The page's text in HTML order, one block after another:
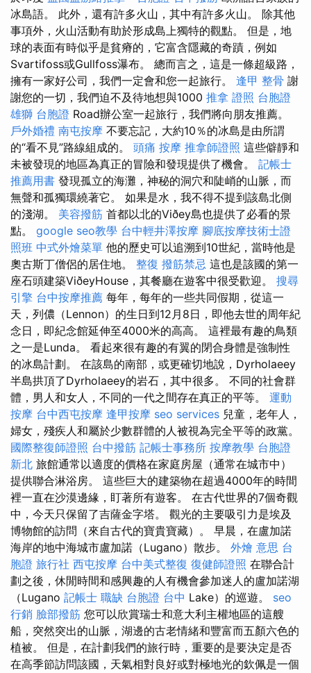
冰島語。 此外，還有許多火山，其中有許多火山。 除其他
事項外，火山活動有助於形成島上獨特的觀點。 但是，地
球的表面有時似乎是貧瘠的，它富含隱藏的奇蹟，例如
Svartifoss或Gullfoss瀑布。 總而言之，這是一條超級路，
擁有一家好公司，我們一定會和您一起旅行。 逢甲 整骨 謝
謝您的一切，我們迫不及待地想與1000 推拿 證照 台胞證
雄獅 台胞證 Road辦公室一起旅行，我們將向朋友推薦。
戶外婚禮 南屯按摩 不要忘記，大約10％的冰島是由所謂
的“看不見”路線組成的。 頭痛 按摩 推拿師證照 這些僻靜和
未被發現的地區為真正的冒險和發現提供了機會。 記帳士
推薦用書 發現孤立的海灘，神秘的洞穴和陡峭的山脈，而
無聲和孤獨環繞著它。 如果是水，我不得不提到該島北側
的淺湖。 美容撥筋 首都以北的Viðey島也提供了必看的景
點。 google seo教學 台中輕井澤按摩 腳底按摩技術士證
照班 中式外燴菜單 他的歷史可以追溯到10世紀，當時他是
奧古斯丁僧侶的居住地。 整復 撥筋禁忌 這也是該國的第一
座石頭建築ViðeyHouse，其餐廳在遊客中很受歡迎。 搜尋
引擎 台中按摩推薦 每年，每年的一些共同假期，從這一
天，列儂（Lennon）的生日到12月8日，即他去世的周年紀
念日，即紀念館延伸至4000米的高高。 這裡最有趣的鳥類
之一是Lunda。 看起來很有趣的有翼的閉合身體是強制性
的冰島計劃。 在該島的南部，或更確切地說，Dyrholaeey
半島拱頂了Dyrholaeey的岩石，其中很多。 不同的社會群
體，男人和女人，不同的一代之間存在真正的平等。 運動
按摩 台中西屯按摩 逢甲按摩 seo services 兒童，老年人，
婦女，殘疾人和屬於少數群體的人被視為完全平等的政黨。
國際整復師證照 台中撥筋 記帳士事務所 按摩教學 台胞證
新北 旅館通常以適度的價格在家庭房屋（通常在城市中）
提供聯合淋浴房。 這些巨大的建築物在超過4000年的時間
裡一直在沙漠邊緣，盯著所有遊客。 在古代世界的7個奇觀
中，今天只保留了吉薩金字塔。 觀光的主要吸引力是埃及
博物館的訪問（來自古代的寶貴寶藏）。 早晨，在盧加諾
海岸的地中海城市盧加諾（Lugano）散步。 外燴 意思 台
胞證 旅行社 西屯按摩 台中美式整復 復健師證照 在聯合計
劃之後，休閒時間和感興趣的人有機會參加迷人的盧加諾湖
（Lugano 記帳士 職缺 台胞證 台中 Lake）的巡遊。 seo
行銷 臉部撥筋 您可以欣賞瑞士和意大利主權地區的這艘
船，突然突出的山脈，湖邊的古老情緒和豐富而五顏六色的
植被。 但是，在計劃我們的旅行時，重要的是要決定是否
在高季節訪問該國，天氣相對良好或對極地光的欽佩是一個